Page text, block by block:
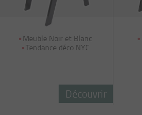
Meuble Noir et Blanc
Tendance déco NYC
Découvrir